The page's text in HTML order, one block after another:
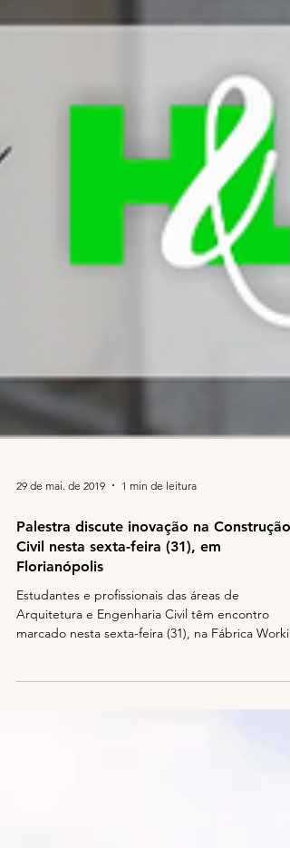
29 de mai. de 2019 1 min de leitura
Palestra discute inovação na Construção
Civil nesta sexta-feira (31), em
Florianópolis
Arquitetura e Engenharia Civil têm encontro
marcado nesta sexta-feira (31), na Fábrica